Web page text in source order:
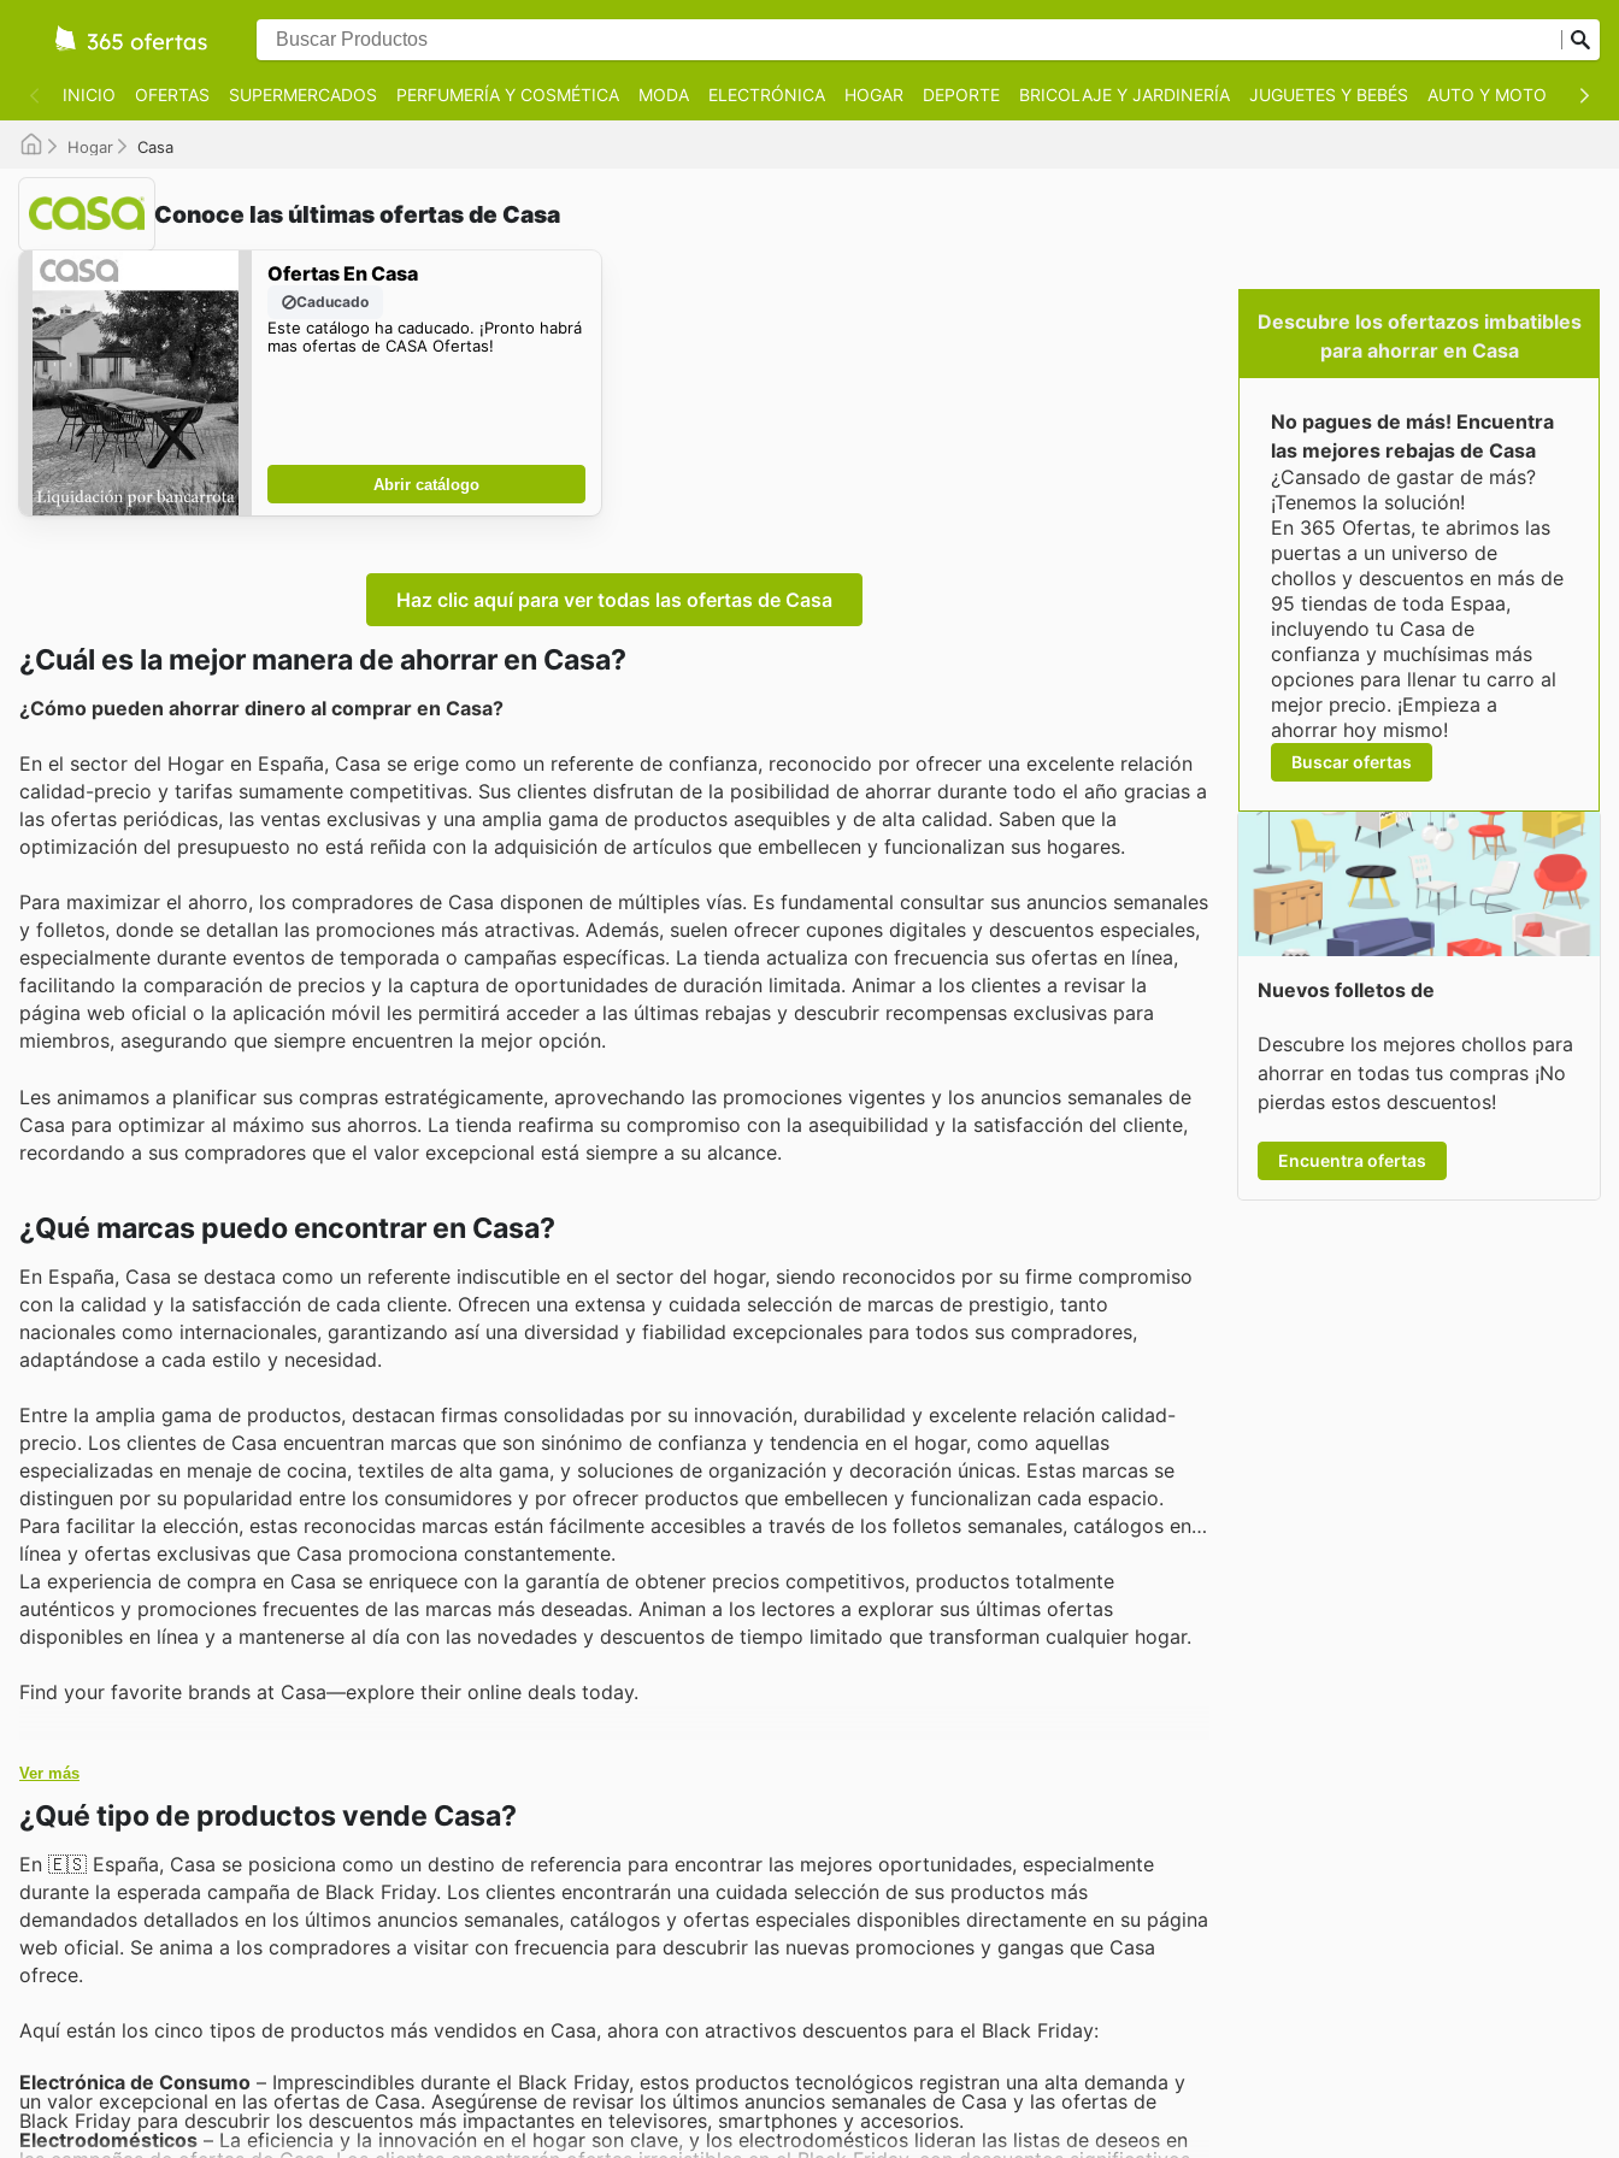
INICIO OFERTAS SUPERMERCADOS PERFUMERÍA Y COSMÉTICA MODA ELECTRÓNICA HOGAR DEPORTE BRICOLAJE Y JARDINERÍA JUGUETES Y BEBÉS AUTO Y MOTO
Hogar Casa
Conoce las últimas ofertas de Casa
Ofertas En Casa
Caducado
Este catálogo ha caducado. ¡Pronto habrá
mas ofertas de CASA Ofertas!
Abrir catálogo
Haz clic aquí para ver todas las ofertas de Casa
¿Cuál es la mejor manera de ahorrar en Casa?
¿Cómo pueden ahorrar dinero al comprar en Casa?
En el sector del Hogar en España, Casa se erige como un referente de confianza, reconocido por ofrecer una excelente relación
calidad-precio y tarifas sumamente competitivas. Sus clientes disfrutan de la posibilidad de ahorrar durante todo el año gracias a
las ofertas periódicas, las ventas exclusivas y una amplia gama de productos asequibles y de alta calidad. Saben que la
optimización del presupuesto no está reñida con la adquisición de artículos que embellecen y funcionalizan sus hogares.
Para maximizar el ahorro, los compradores de Casa disponen de múltiples vías. Es fundamental consultar sus anuncios semanales
y folletos, donde se detallan las promociones más atractivas. Además, suelen ofrecer cupones digitales y descuentos especiales,
especialmente durante eventos de temporada o campañas específicas. La tienda actualiza con frecuencia sus ofertas en línea,
facilitando la comparación de precios y la captura de oportunidades de duración limitada. Animar a los clientes a revisar la
página web oficial o la aplicación móvil les permitirá acceder a las últimas rebajas y descubrir recompensas exclusivas para
miembros, asegurando que siempre encuentren la mejor opción.
Les animamos a planificar sus compras estratégicamente, aprovechando las promociones vigentes y los anuncios semanales de
Casa para optimizar al máximo sus ahorros. La tienda reafirma su compromiso con la asequibilidad y la satisfacción del cliente,
recordando a sus compradores que el valor excepcional está siempre a su alcance.
¿Qué marcas puedo encontrar en Casa?
En España, Casa se destaca como un referente indiscutible en el sector del hogar, siendo reconocidos por su firme compromiso
con la calidad y la satisfacción de cada cliente. Ofrecen una extensa y cuidada selección de marcas de prestigio, tanto
nacionales como internacionales, garantizando así una diversidad y fiabilidad excepcionales para todos sus compradores,
adaptándose a cada estilo y necesidad.
Entre la amplia gama de productos, destacan firmas consolidadas por su innovación, durabilidad y excelente relación calidad-
precio. Los clientes de Casa encuentran marcas que son sinónimo de confianza y tendencia en el hogar, como aquellas
especializadas en menaje de cocina, textiles de alta gama, y soluciones de organización y decoración únicas. Estas marcas se
distinguen por su popularidad entre los consumidores y por ofrecer productos que embellecen y funcionalizan cada espacio.
Para facilitar la elección, estas reconocidas marcas están fácilmente accesibles a través de los folletos semanales, catálogos en
línea y ofertas exclusivas que Casa promociona constantemente.
La experiencia de compra en Casa se enriquece con la garantía de obtener precios competitivos, productos totalmente
auténticos y promociones frecuentes de las marcas más deseadas. Animan a los lectores a explorar sus últimas ofertas
disponibles en línea y a mantenerse al día con las novedades y descuentos de tiempo limitado que transforman cualquier hogar.
Find your favorite brands at Casa—explore their online deals today.
Ver más
¿Qué tipo de productos vende Casa?
En 🇪🇸 España, Casa se posiciona como un destino de referencia para encontrar las mejores oportunidades, especialmente
durante la esperada campaña de Black Friday. Los clientes encontrarán una cuidada selección de sus productos más
demandados detallados en los últimos anuncios semanales, catálogos y ofertas especiales disponibles directamente en su página
web oficial. Se anima a los compradores a visitar con frecuencia para descubrir las nuevas promociones y gangas que Casa
ofrece.
Aquí están los cinco tipos de productos más vendidos en Casa, ahora con atractivos descuentos para el Black Friday:
Electrónica de Consumo – Imprescindibles durante el Black Friday, estos productos tecnológicos registran una alta demanda y
un valor excepcional en las ofertas de Casa. Asegúrense de revisar los últimos anuncios semanales de Casa y las ofertas de
Black Friday para descubrir los descuentos más impactantes en televisores, smartphones y accesorios.
Electrodomésticos – La eficiencia y la innovación en el hogar son clave, y los electrodomésticos lideran las listas de deseos en
Descubre los ofertazos imbatibles
para ahorrar en Casa
No pagues de más! Encuentra
las mejores rebajas de Casa
¿Cansado de gastar de más?
¡Tenemos la solución!
En 365 Ofertas, te abrimos las
puertas a un universo de
chollos y descuentos en más de
95 tiendas de toda Espaa,
incluyendo tu Casa de
confianza y muchísimas más
opciones para llenar tu carro al
mejor precio. ¡Empieza a
ahorrar hoy mismo!
Buscar ofertas
Nuevos folletos de
Descubre los mejores chollos para
ahorrar en todas tus compras ¡No
pierdas estos descuentos!
Encuentra ofertas